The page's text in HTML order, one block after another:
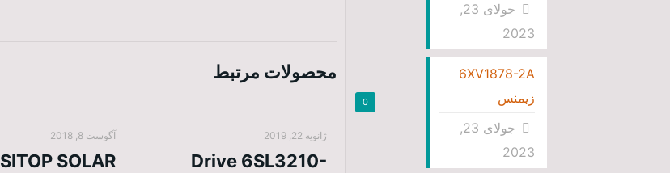
محصولات مرتبط
ژانویه 22, 2019
Drive 6SL3210-
آگوست 8, 2018
SITOP SOLAR
جولای 23,
2023
0
6XV1878-2A
زیمنس
جولای 23,
2023